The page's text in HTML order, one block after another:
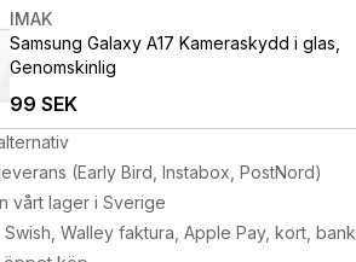
IMAK
Samsung Galaxy A17 Kameraskydd i glas,
Genomskinlig
99 SEK
(Early Bird, Instabox, PostNord)
vårt lager i Sverige
Swish, Walley faktura, Apple Pay, kort, bank